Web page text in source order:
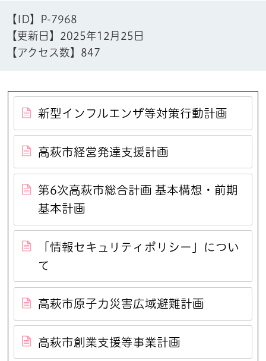
【ID】
P-7968
【更新日】 2025年12月25日
【アクセス数】 847
新型インフルエンザ等対策行動計画
高萩市経営発達支援計画
第6次高萩市総合計画 基本構想・前期
基本計画
「情報セキュリティポリシー」につい
て
高萩市原子力災害広域避難計画
高萩市創業支援等事業計画